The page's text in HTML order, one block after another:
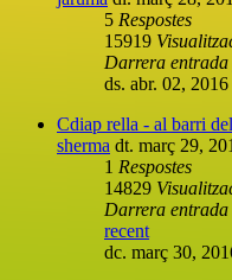
5 Respostes
15919
Darrera entrada
ds. abr. 02,
Cdiap rella - al barri
sherma dt. març 29,
1 Respostes
14829
Darrera entrada
recent
dc. març 30,